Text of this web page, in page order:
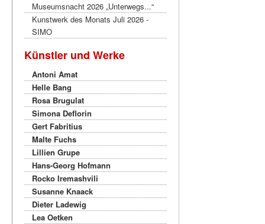
Museumsnacht 2026 „Unterwegs...“
Kunstwerk des Monats Juli 2026 -
SIMO
Künstler und Werke
Antoni Amat
Helle Bang
Rosa Brugulat
Simona Deflorin
Gert Fabritius
Malte Fuchs
Lillien Grupe
Hans-Georg Hofmann
Rocko Iremashvili
Susanne Knaack
Dieter Ladewig
Lea Oetken